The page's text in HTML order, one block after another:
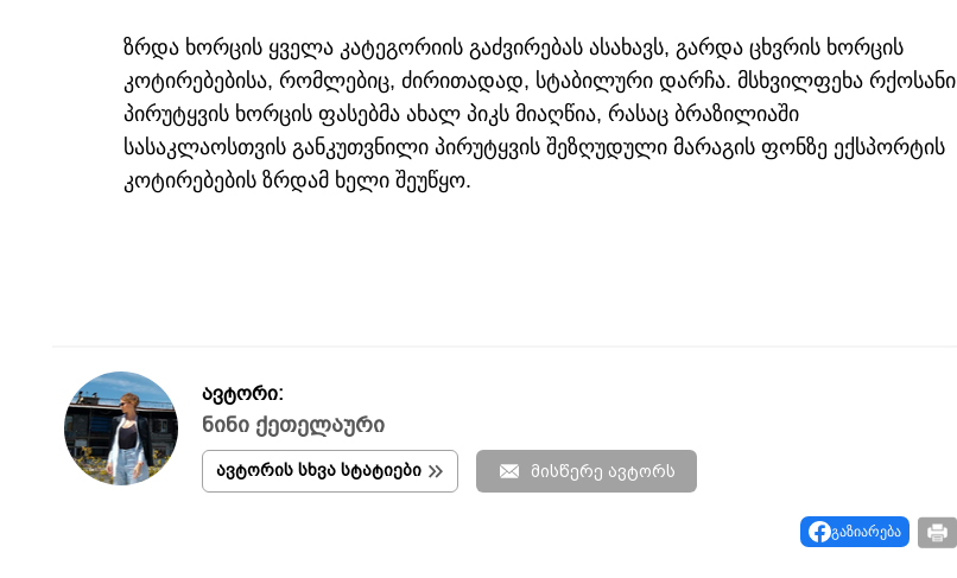
ზრდა ხორცის ყველა კატეგორიის გაძვირებას ასახავს, გარდა ცხვრის ხორცის
კოტირებებისა, რომლებიც, ძირითადად, სტაბილური დარჩა. მსხვილფეხა რქოსანი
პირუტყვის ხორცის ფასებმა ახალ პიკს მიაღწია, რასაც ბრაზილიაში
სასაკლაოსთვის განკუთვნილი პირუტყვის შეზღუდული მარაგის ფონზე ექსპორტის
კოტირებების ზრდამ ხელი შეუწყო.
ავტორი:
ნინი ქეთელაური
ავტორის სხვა სტატიები მისწერე ავტორს
გაზიარება